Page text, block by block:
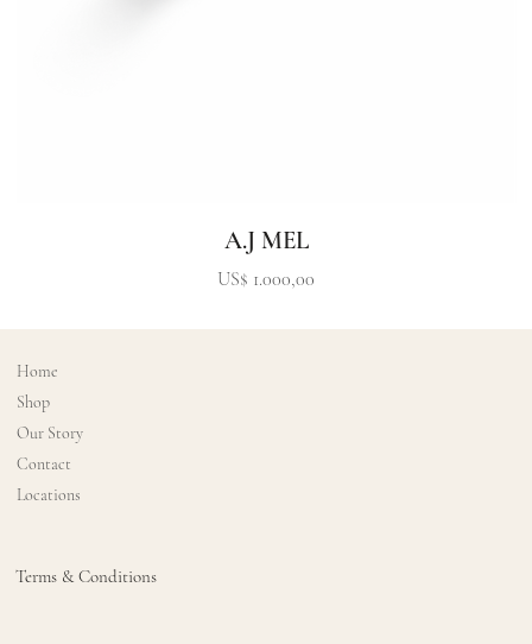
A.J MEL
Precio
US$ 1.000,00
Home
Shop
Our Story
Contact
Locations
Terms & Conditions